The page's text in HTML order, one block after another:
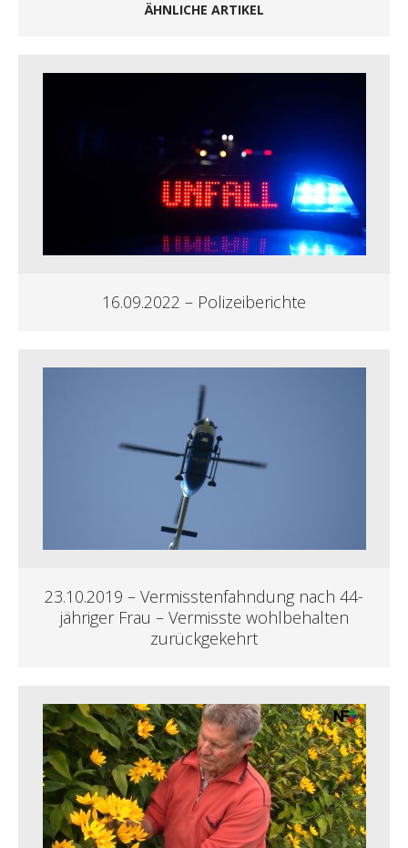
ÄHNLICHE ARTIKEL
16.09.2022 – Polizeiberichte
23.10.2019 – Vermisstenfahndung nach 44-
jähriger Frau – Vermisste wohlbehalten
zurückgekehrt